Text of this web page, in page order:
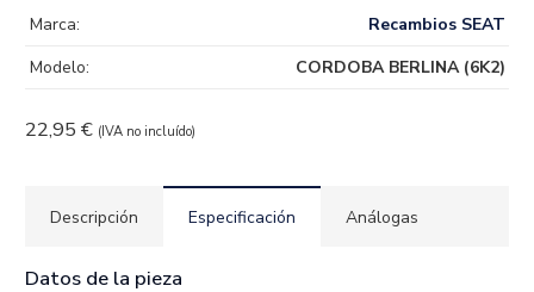
22,95 € (IVA no incluído)
Marca:
Recambios SEAT
Modelo:
CORDOBA BERLINA (6K2)
Descripción Especificación Análogas
Datos de la pieza